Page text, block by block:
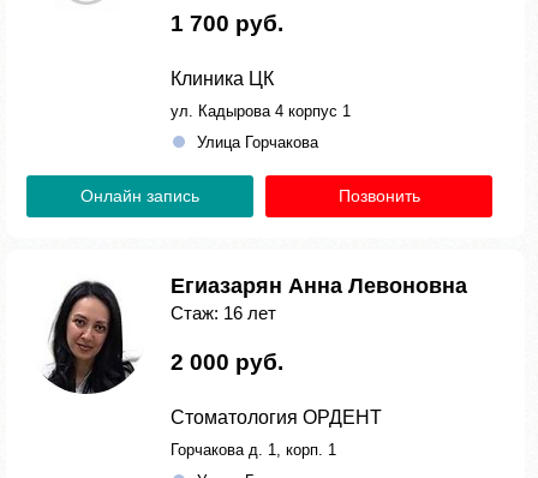
1 700 руб.
Клиника ЦК
ул. Кадырова 4 корпус 1
Улица Горчакова
Онлайн запись Позвонить
Егиазарян Анна Левоновна
Стаж: 16 лет
2 000 руб.
Стоматология ОРДЕНТ
Горчакова д. 1, корп. 1